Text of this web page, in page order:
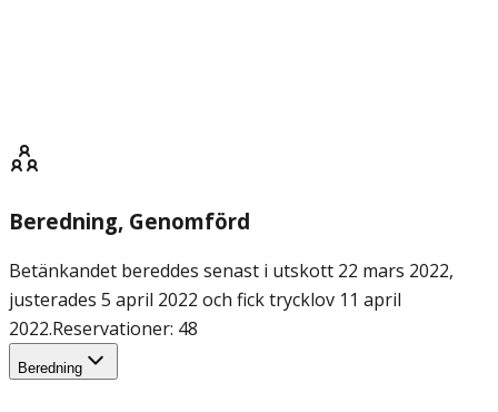
Beredning, Genomförd
Betänkandet bereddes senast i utskott 22 mars 2022,
justerades 5 april 2022 och fick trycklov 11 april
2022.Reservationer: 48
Beredning